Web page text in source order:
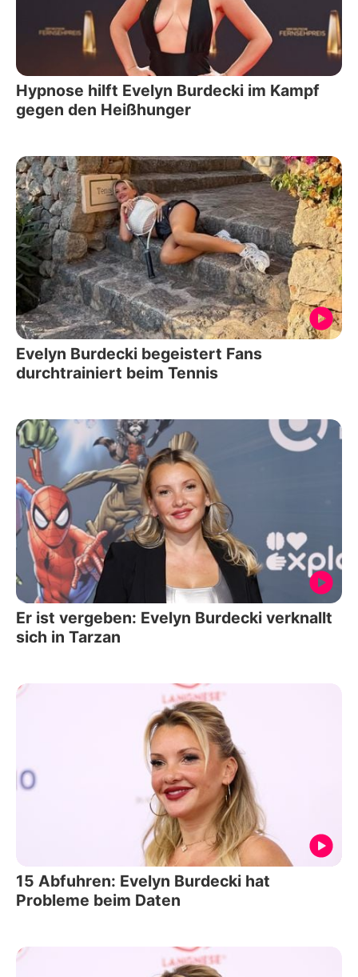
Hypnose hilft Evelyn Burdecki im Kampf
gegen den Heißhunger
Evelyn Burdecki begeistert Fans
durchtrainiert beim Tennis
Er ist vergeben: Evelyn Burdecki verknallt
sich in Tarzan
15 Abfuhren: Evelyn Burdecki hat
Probleme beim Daten